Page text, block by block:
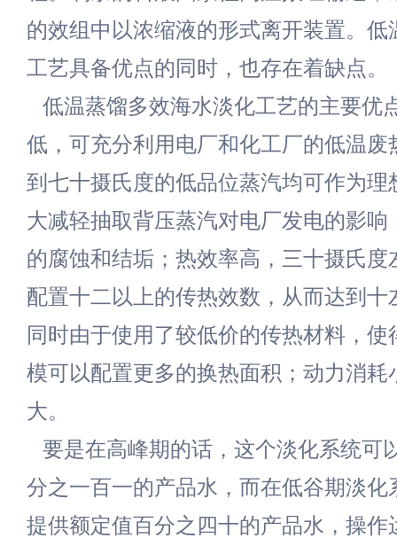
的效组中以浓缩液的形式离开装置。低
工艺具备优点的同时，也存在着缺点。
低温蒸馏多效海水淡化工艺的主要优
低，可充分利用电厂和化工厂的低温废
到七十摄氏度的低品位蒸汽均可作为理
大减轻抽取背压蒸汽对电厂发电的影响
的腐蚀和结垢；热效率高，三十摄氏度
配置十二以上的传热效数，从而达到十
同时由于使用了较低价的传热材料，使
模可以配置更多的换热面积；动力消耗
大。
要是在高峰期的话，这个淡化系统可
分之一百一的产品水，而在低谷期淡化
提供额定值百分之四十的产品水，操作